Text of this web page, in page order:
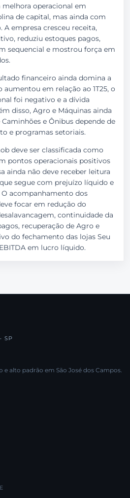
melhora operacional em
de capital, mas ainda com
A empresa cresceu receita,
reduziu estoques pagos,
sequencial e mostrou força em
financeiro ainda domina a
em relação ao 1T25, o
foi negativo e a dívida
disso, Agro e Máquinas ainda
e Ônibus depende de
e programas setoriais.
deve ser classificada como
pontos operacionais positivos
ainda não deve receber leitura
segue com prejuízo líquido e
acompanhamento dos
focar em redução do
continuidade da
recuperação de Agro e
do fechamento das lojas Seu
em lucro líquido.
SP
e alto padrão em São José dos Campos.